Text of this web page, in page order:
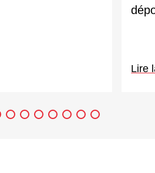
Lire